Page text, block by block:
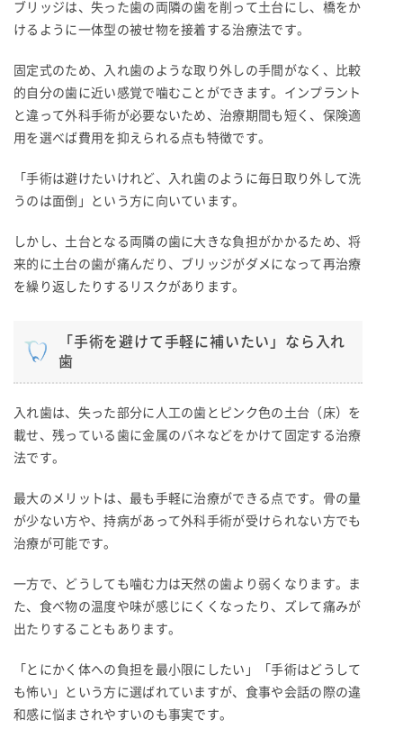
ブリッジは、失った歯の両隣の歯を削って土台にし、橋をか
けるように一体型の被せ物を接着する治療法です。
固定式のため、入れ歯のような取り外しの手間がなく、比較
的自分の歯に近い感覚で噛むことができます。インプラント
と違って外科手術が必要ないため、治療期間も短く、保険適
用を選べば費用を抑えられる点も特徴です。
「手術は避けたいけれど、入れ歯のように毎日取り外して洗
うのは面倒」という方に向いています。
しかし、土台となる両隣の歯に大きな負担がかかるため、将
来的に土台の歯が痛んだり、ブリッジがダメになって再治療
を繰り返したりするリスクがあります。
「手術を避けて手軽に補いたい」なら入れ
歯
入れ歯は、失った部分に人工の歯とピンク色の土台（床）を
載せ、残っている歯に金属のバネなどをかけて固定する治療
法です。
最大のメリットは、最も手軽に治療ができる点です。骨の量
が少ない方や、持病があって外科手術が受けられない方でも
治療が可能です。
一方で、どうしても噛む力は天然の歯より弱くなります。ま
た、食べ物の温度や味が感じにくくなったり、ズレて痛みが
出たりすることもあります。
「とにかく体への負担を最小限にしたい」「手術はどうして
も怖い」という方に選ばれていますが、食事や会話の際の違
和感に悩まされやすいのも事実です。